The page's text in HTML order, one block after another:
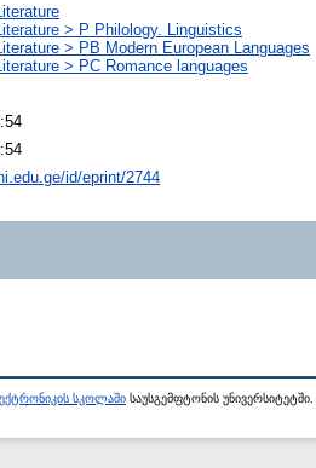
> P Philology. Linguistics
> PB Modern European Languages
> PC Romance languages
id/eprint/2744
სკოლაში საუსგემფტონის უნივერსიტეტში.